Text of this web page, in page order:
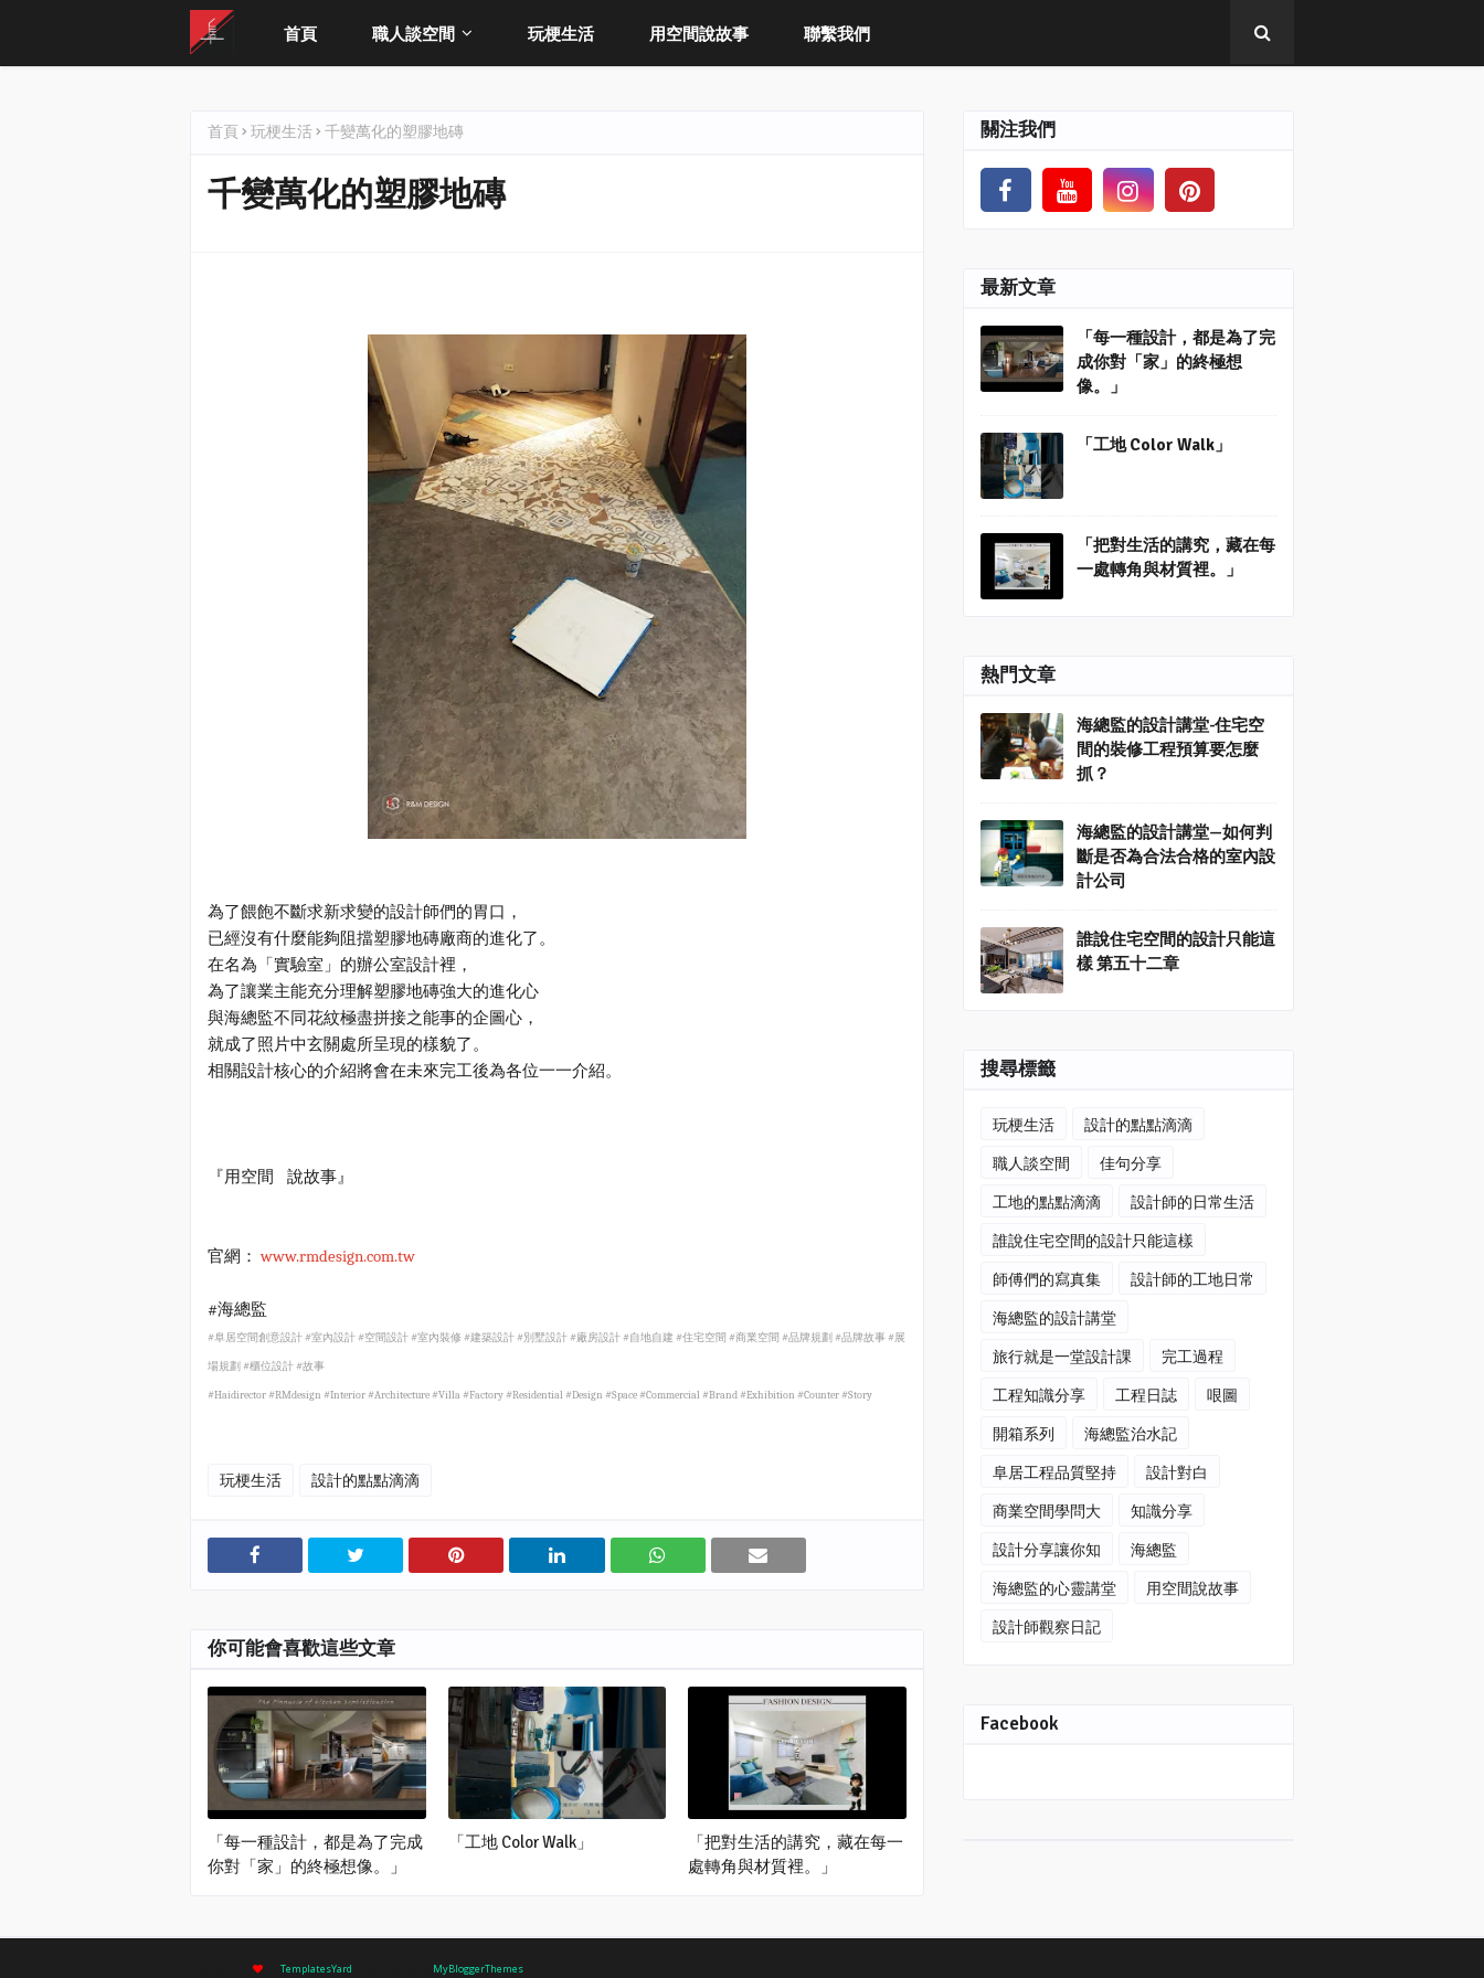
首頁 職人談空間 玩梗生活 用空間說故事 聯繫我們
首頁 玩梗生活 千變萬化的塑膠地磚
千變萬化的塑膠地磚
為了餵飽不斷求新求變的設計師們的胃口，
已經沒有什麼能夠阻擋塑膠地磚廠商的進化了。
在名為「實驗室」的辦公室設計裡，
為了讓業主能充分理解塑膠地磚強大的進化心
與海總監不同花紋極盡拼接之能事的企圖心，
就成了照片中玄關處所呈現的樣貌了。
相關設計核心的介紹將會在未來完工後為各位一一介紹。
『用空間 說故事』
官網： www.rmdesign.com.tw
#海總監
#阜居空間創意設計#室內設計#空間設計#室內裝修#建築設計#別墅設計#廠房設計#自地自建 #住宅空間 #商業空間 #品牌規劃 #品牌故事#展
場規劃 #櫃位設計#故事
#Haidirector #RMdesign #Interior #Architecture #Villa #Factory #Residential #Design #Space #Commercial #Brand #Exhibition #Counter #Story
玩梗生活 設計的點點滴滴
你可能會喜歡這些文章
「每一種設計，都是為了完成
你對「家」的終極想像。」
「工地 Color Walk」
「把對生活的講究，藏在每一
處轉角與材質裡。」
關注我們
最新文章
「每一種設計，都是為了完
成你對「家」的終極想
像。」
「工地 Color Walk」
「把對生活的講究，藏在每
一處轉角與材質裡。」
熱門文章
海總監的設計講堂-住宅空
間的裝修工程預算要怎麼
抓？
海總監的設計講堂—如何判
斷是否為合法合格的室內設
計公司
誰說住宅空間的設計只能這
樣 第五十二章
搜尋標籤
玩梗生活
設計的點點滴滴
職人談空間
佳句分享
工地的點點滴滴
設計師的日常生活
誰說住宅空間的設計只能這樣
師傅們的寫真集
設計師的工地日常
海總監的設計講堂
旅行就是一堂設計課
完工過程
工程知識分享
工程日誌
哏圖
開箱系列
海總監治水記
阜居工程品質堅持
設計對白
商業空間學問大
知識分享
設計分享讓你知
海總監
海總監的心靈講堂
用空間說故事
設計師觀察日記
Facebook
TemplatesYard MyBloggerThemes